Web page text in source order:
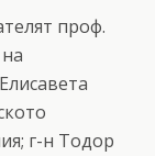
проф.
г-н Тодор